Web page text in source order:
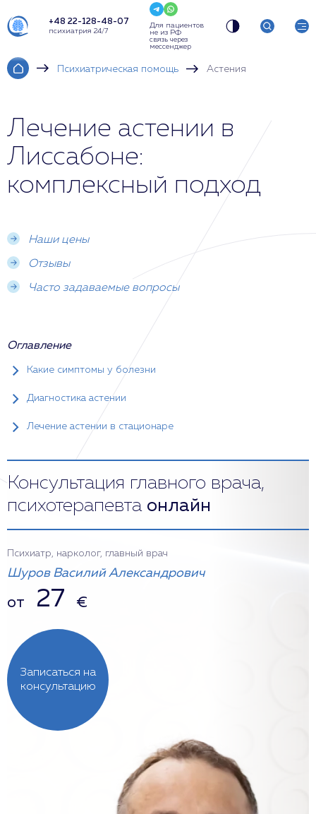
+48 22-128-48-07
психиатрия 24/7
Для пациентов
не из РФ
связь через
мессенджер
Психиатрическая помощь Астения
Лечение астении в
Лиссабоне:
комплексный подход
Наши цены
Отзывы
Часто задаваемые вопросы
Оглавление
Какие симптомы у болезни
Диагностика астении
Лечение астении в стационаре
Консультация главного врача,
психотерапевта онлайн
Записаться на
консультацию
Психиатр, нарколог, главный врач
Шуров Василий Александрович
от 27 €